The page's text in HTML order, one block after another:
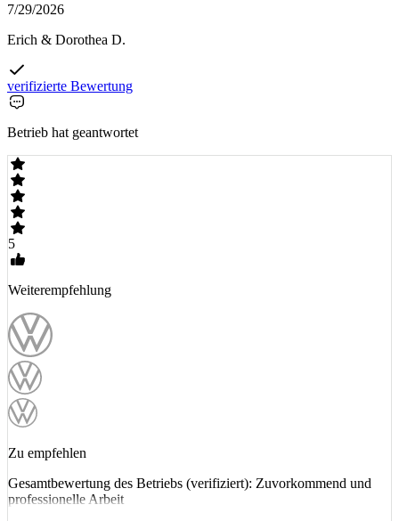
7/29/2026
Erich & Dorothea D.
verifizierte Bewertung
Betrieb hat geantwortet
5
Weiterempfehlung
Zu empfehlen
Gesamtbewertung des Betriebs (verifiziert): Zuvorkommend und
professionelle Arbeit